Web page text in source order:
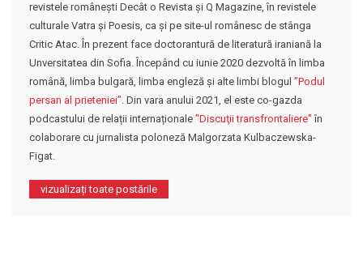
revistele românești Decât o Revista și Q Magazine, în revistele
culturale Vatra şi Poesis, ca și pe site-ul românеsc de stânga
Critic Atac. În prezent face doctorantură de literatură iraniană la
Unversitatea din Sofia. Începând cu iunie 2020 dezvoltă în limba
română, limba bulgară, limba engleză şi alte limbi blogul ”Podul
persan al prieteniei”. Din vara anului 2021, el este co-gazda
podcastului de relații internaționale "Discuţii transfrontaliere" în
colaborare cu jurnalista poloneză Malgorzata Kulbaczewska-
Figat.
vizualizați toate postările